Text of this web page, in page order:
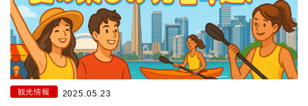
観光情報 2025.05.23